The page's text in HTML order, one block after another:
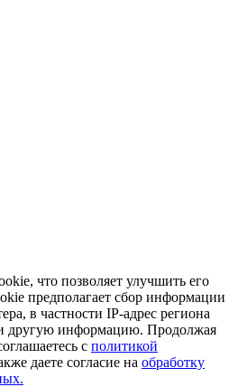
что позволяет улучшить его
предполагает сбор информации
в частности IP-адрес региона
другую информацию. Продолжая
с политикой
даете согласие на обработку